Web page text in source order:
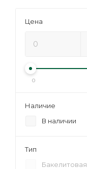
Цена
0
Наличие
В наличии
Тип
Бакелитовая